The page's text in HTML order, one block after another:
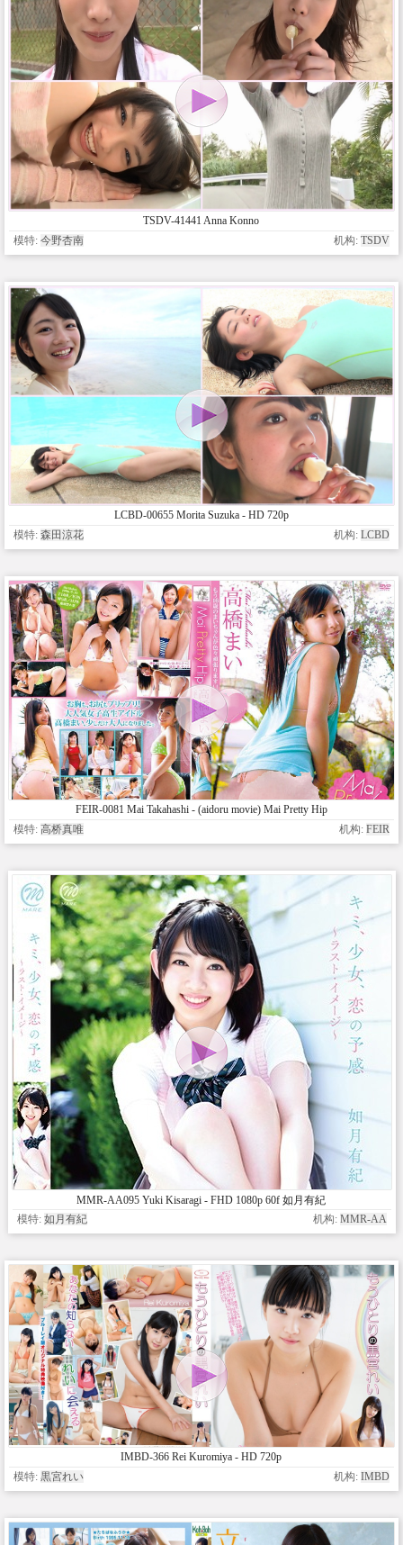
TSDV-41441 Anna Konno
模特: 今野杏南 机构: TSDV
LCBD-00655 Morita Suzuka - HD 720p
模特: 森田涼花 机构: LCBD
FEIR-0081 Mai Takahashi - (aidoru movie) Mai Pretty Hip
模特: 高桥真唯 机构: FEIR
MMR-AA095 Yuki Kisaragi - FHD 1080p 60f 如月有紀
模特: 如月有紀 机构: MMR-AA
IMBD-366 Rei Kuromiya - HD 720p
模特: 黒宮れい 机构: IMBD